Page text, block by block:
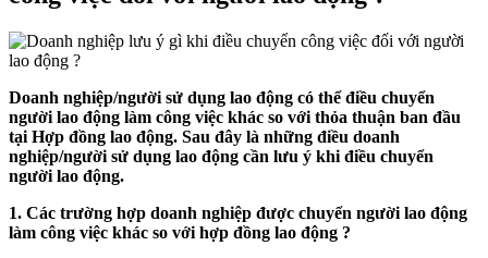
Doanh nghiệp/người sử dụng lao động có thể điều chuyển
người lao động làm công việc khác so với thỏa thuận ban đầu
tại Hợp đồng lao động. Sau đây là những điều doanh
nghiệp/người sử dụng lao động cần lưu ý khi điều chuyển
người lao động.
1. Các trường hợp doanh nghiệp được chuyển người lao động
làm công việc khác so với hợp đồng lao động ?